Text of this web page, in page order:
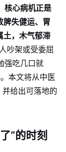
核心病机正是
失健运、胃
，木气郁滞
吵架或受委屈
强吃几口就
本文将从中医
并给出可落地的
”的时刻